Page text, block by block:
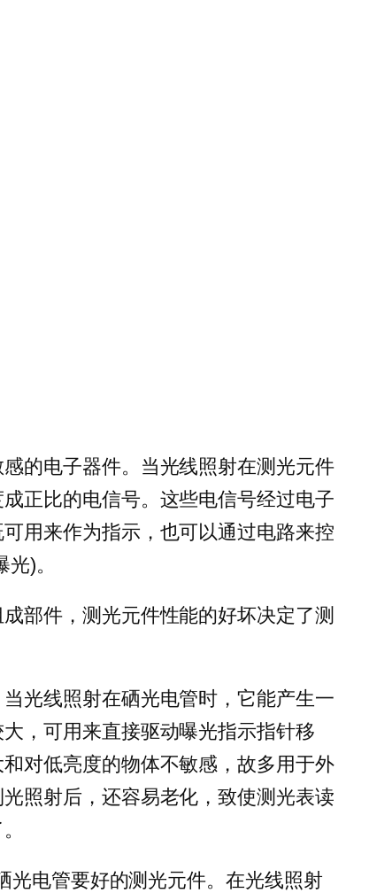
的电子器件。当光线照射在测光元件
正比的电信号。这些电信号经过电子
用来作为指示，也可以通过电路来控
)。
部件，测光元件性能的好坏决定了测
光线照射在硒光电管时，它能产生一
，可用来直接驱动曝光指示指针移
对低亮度的物体不敏感，故多用于外
照射后，还容易老化，致使测光表读
光电管要好的测光元件。在光线照射